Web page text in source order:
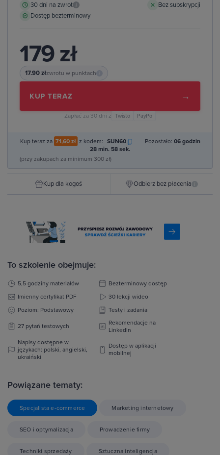
30 dni na zwrot i
Bez subskrypcji
Dostęp bezterminowy
179 zł
17.90 złzwrotu w punktach
KUP TERAZ →
Zapłać za 30 dni z Twisto PayPo
Kup teraz za 71,60 zł z kodem: SUN60 Pozostało: 06 godzin
28 min. 57 sek.
(przy zakupach za minimum 300 zł)
Kup dla kogoś Odbierz bez płacenia i
To szkolenie obejmuje:
5,5 godziny materiałów
Bezterminowy dostęp
Imienny certyfikat PDF
30 lekcji wideo
Poziom: Podstawowy
Testy i zadania
27 pytań testowych
Rekomendacje na
LinkedIn
Napisy dostępne w
językach: polski, angielski,
ukraiński
Dostęp w aplikacji
mobilnej
Powiązane tematy:
Specjalista e-commerce Marketing internetowy
SEO i optymalizacja Prowadzenie firmy
Techniki sprzedaży Sztuczna inteligencja